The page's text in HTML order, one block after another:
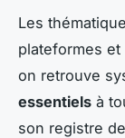
Les
plateformes et
on retrouve
essentiels à
son registre de